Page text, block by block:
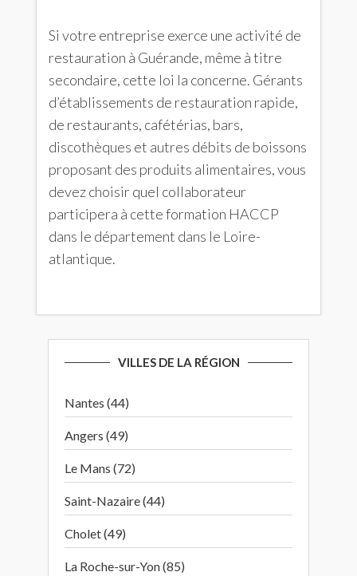
Si votre entreprise exerce une activité de
restauration à Guérande, même à titre
secondaire, cette loi la concerne. Gérants
d’établissements de restauration rapide,
de restaurants, cafétérias, bars,
discothèques et autres débits de boissons
proposant des produits alimentaires, vous
devez choisir quel collaborateur
participera à cette formation HACCP
dans le département dans le Loire-
atlantique.
VILLES DE LA RÉGION
Nantes (44)
Angers (49)
Le Mans (72)
Saint-Nazaire (44)
Cholet (49)
La Roche-sur-Yon (85)